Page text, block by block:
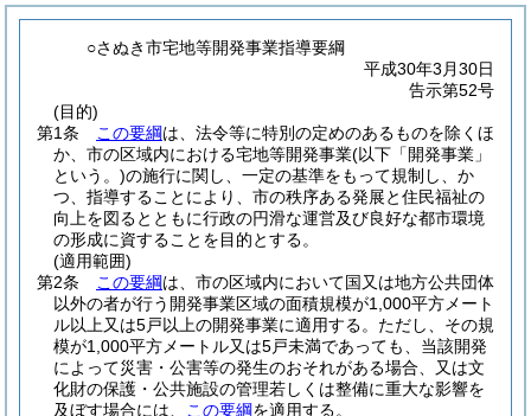
○さぬき市宅地等開発事業指導要綱
平成30年3月30日
告示第52号
(目的)
第1条
この要綱は、法令等に特別の定めのあるものを除くほ
か、市の区域内における宅地等開発事業(以下「開発事業」
という。)の施行に関し、一定の基準をもって規制し、か
つ、指導することにより、市の秩序ある発展と住民福祉の
向上を図るとともに行政の円滑な運営及び良好な都市環境
の形成に資することを目的とする。
(適用範囲)
第2条
この要綱は、市の区域内において国又は地方公共団体
以外の者が行う開発事業区域の面積規模が1,000平方メート
ル以上又は5戸以上の開発事業に適用する。 ただし、その規
模が1,000平方メートル又は5戸未満であっても、当該開発
によって災害・公害等の発生のおそれがある場合、又は文
化財の保護・公共施設の管理若しくは整備に重大な影響を
及ぼす場合には、
この要綱を適用する。